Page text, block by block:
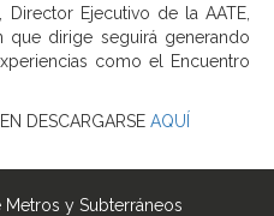
Ejecutivo de la AATE,
dirige seguirá generando
como el Encuentro
DESCARGARSE AQUÍ
y Subterráneos